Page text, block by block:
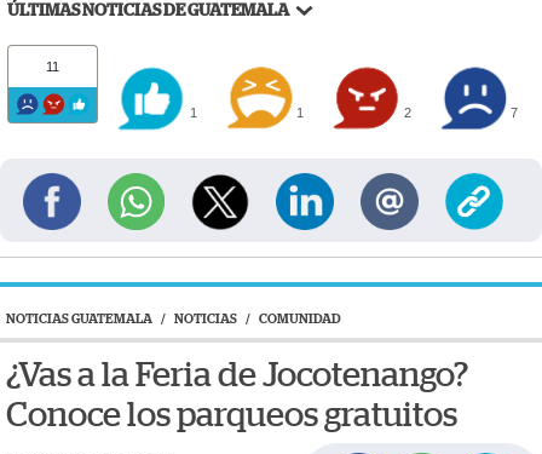
ÚLTIMAS NOTICIAS DE GUATEMALA
11
1 1 2 7
NOTICIAS GUATEMALA / NOTICIAS / COMUNIDAD
¿Vas a la Feria de Jocotenango?
Conoce los parqueos gratuitos